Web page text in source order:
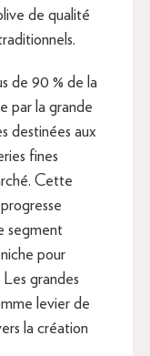
de qualité
de 90 % de la
par la grande
destinées aux
fines
Cette
segment
pour
grandes
levier de
la création